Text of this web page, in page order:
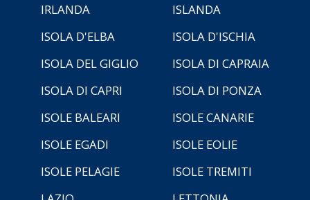
IRLANDA
ISLANDA
ISOLA D'ELBA
ISOLA D'ISCHIA
ISOLA DEL GIGLIO
ISOLA DI CAPRAIA
ISOLA DI CAPRI
ISOLA DI PONZA
ISOLE BALEARI
ISOLE CANARIE
ISOLE EGADI
ISOLE EOLIE
ISOLE PELAGIE
ISOLE TREMITI